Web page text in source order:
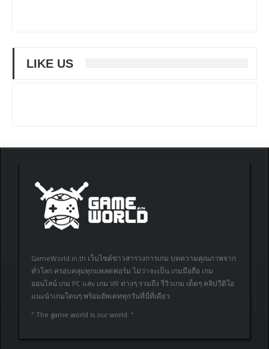
LIKE US
GameWorld.in.th เว็บไซต์ข่าวสารวงการเกม บทความคุณภาพจาก
ทั่วโลก ครอบคลุมทุกแพลตฟอร์ม ไม่ว่าจะเป็น เกมมือถือ เกม
ออนไลน์ เกม PC และ เกม VR ต่างๆ รวมถึง รีวิวเกม เด็ดๆ คลิปวีดิโอ
แนะนำเกมโดนๆ พร้อมอัพเดททุกวันที่นี่ที่เดียว
” The game world is our world. “